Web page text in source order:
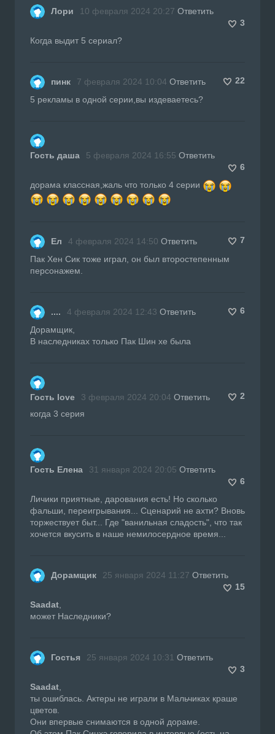
Лори 10 февраля 2024 20:27 Ответить
3
Когда выдит 5 сериал?
пинк 7 февраля 2024 10:04 Ответить
22
5 рекламы в одной серии,вы издеваетесь?
Гость даша 5 февраля 2024 16:55 Ответить
6
дорама классная,жаль что только 4 серии
Ел 4 февраля 2024 14:50 Ответить
7
Пак Хен Сик тоже играл, он был второстепенным
персонажем.
.... 4 февраля 2024 12:43 Ответить
6
Дорамщик,
В наследниках только Пак Шин хе была
Гость love 3 февраля 2024 20:04 Ответить
2
когда 3 серия
Гость Елена 31 января 2024 20:05 Ответить
6
Личики приятные, дарования есть! Но сколько
фальши, переигрывания... Сценарий не ахти? Вновь
торжествует быт... Где "ванильная сладость", что так
хочется вкусить в наше немилосердное время...
Дорамщик 25 января 2024 11:27 Ответить
15
Saadat
может Наследники?
Гостья 25 января 2024 10:31 Ответить
3
Saadat
ты ошиблась. Актеры не играли в Мальчиках краше
цветов.
Они впервые снимаются в одной дораме.